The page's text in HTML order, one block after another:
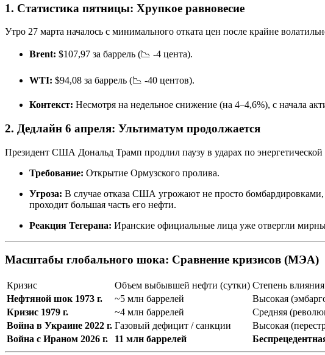
1. Статистика пятницы: Хрупкое равновесие
Утро 27 марта началось с минимального отката цен после крайне
Brent: $107,97 за баррель (📉 -4 цента).
WTI: $94,08 за баррель (📉 -40 центов).
Контекст: Несмотря на недельное снижение (на 4–4,6%), с начала
2. Дедлайн 6 апреля: Ультиматум продолжается
Президент США Дональд Трамп продлил паузу в ударах по
Требование: Открытие Ормузского пролива.
Угроза: В случае отказа США угрожают не просто бомбардировками,
проходит большая часть его нефти.
Реакция Тегерана: Иранские официальные лица уже отвергли
Масштабы глобального шока: Сравнение кризисов (МЭА)
Кризис Объем выбывшей нефти (сутки) Степень влияния
Нефтяной шок 1973 г.
~5 млн баррелей
Высокая
Кризис 1979 г.
~4 млн баррелей
Средняя
Война в Украине 2022 г. Газовый дефицит / санкции
Высокая
Война с Ираном 2026 г.
11 млн баррелей